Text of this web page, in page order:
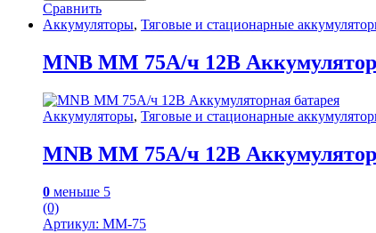
Сравнить
Аккумуляторы, Тяговые и стационарные
MNB MM 75А/ч 12В
Аккумуляторы, Тяговые и стационарные
MNB MM 75А/ч 12В
0 меньше 5
(0)
Артикул: MM-75